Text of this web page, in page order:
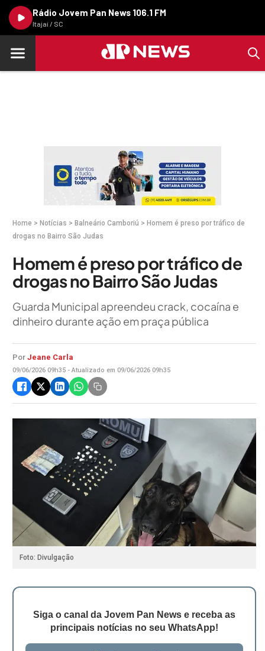
Rádio Jovem Pan News 106.1 FM
Itajaí / SC
Home > Notícias > Balneário Camboriú > Homem é preso por tráfico de
drogas no Bairro São Judas
Homem é preso por tráfico de
drogas no Bairro São Judas
Guarda Municipal apreendeu crack, cocaína e
dinheiro durante ação em praça pública
Por Jeane Carla
09/06/2026 09h35 - Atualizado em 09/06/2026 09h35
Foto: Divulgação
Siga o canal da Jovem Pan News e receba as
principais notícias no seu WhatsApp!